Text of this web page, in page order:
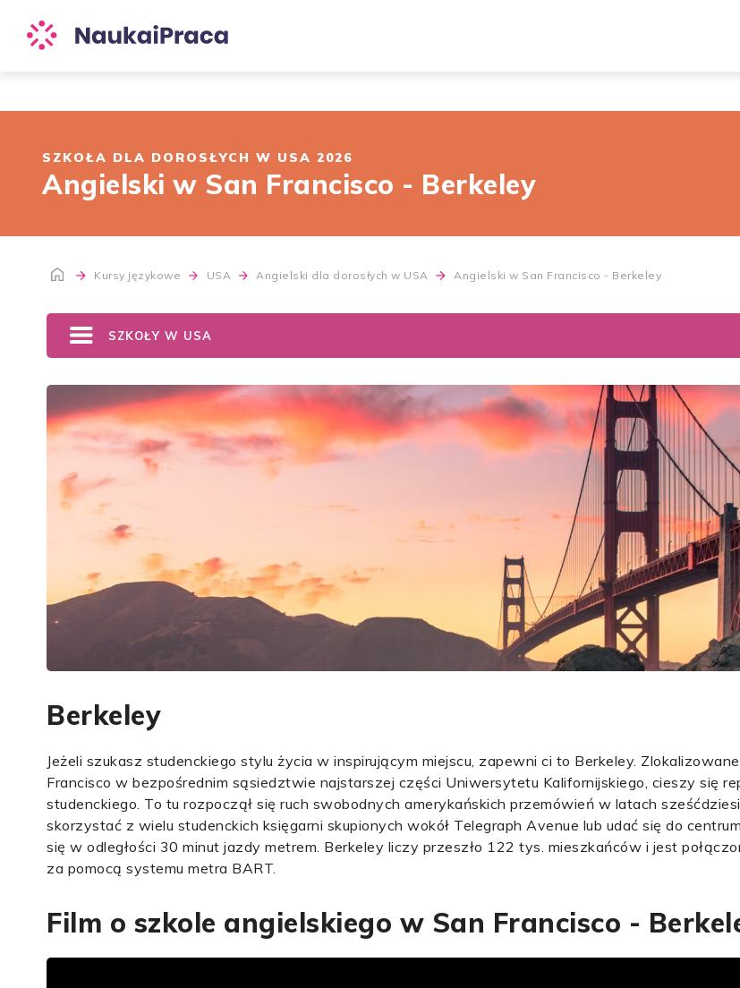
SZKOŁA DLA DOROSŁYCH W USA 2026
Angielski w San Francisco - Berkeley
Kursy językowe USA Angielski dla dorosłych w USA Angielski w San Francisco - Berkeley
SZKOŁY W USA
Berkeley
Jeżeli szukasz studenckiego stylu życia w inspirującym miejscu, zapewni ci to Berkeley.
Francisco w bezpośrednim sąsiedztwie najstarszej części Uniwersytetu Kalifornijskiego, cieszy się
studenckiego. To tu rozpoczął się ruch swobodnych amerykańskich przemówień w latach
skorzystać z wielu studenckich księgarni skupionych wokół Telegraph Avenue lub udać się do
się w odległości 30 minut jazdy metrem. Berkeley liczy przeszło 122 tys. mieszkańców i jest
za pomocą systemu metra BART.
Film o szkole angielskiego w San Francisco -